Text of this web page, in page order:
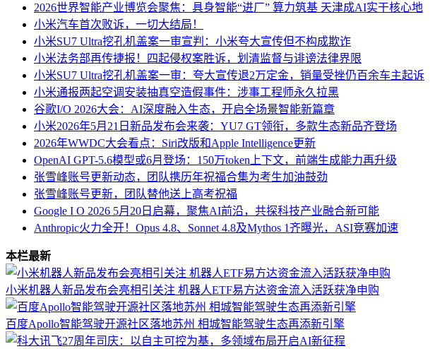
2026世界智能产业博览会聚焦：具身智能“进厂” 算力筑基 天津成AI实干核心地
小米汽车首次败诉，一切大结局！
小米SU7 Ultra挖孔机盖案一审宣判：小米夸大宣传但不构成欺诈
小米法务部再传捷报！四起侵权案胜诉，划清监督与诽谤法律界限
小米SU7 Ultra挖孔机盖案一审：夸大宣传退2万定金，销量受挫仍百余车主起诉
小米通报两起空调安装抽真空造假事件：涉事工程师永久拉黑
谷歌I/O 2026大会：AI深度融入生态，开启全场景智能新篇章
小米2026年5月21日新品发布会来袭：YU7 GT领衔，多款生态新品齐登场
2026年WWDC大会看点：Siri改版和Apple Intelligence更新
OpenAI GPT-5.6模型或6月登场：150万token上下文，前端生成能力再升级
张雪峰账号更新动态，团队携历年祝福合集为考生加油鼓劲
张雪峰账号更新，团队替他送上高考祝福
Google I O 2026 5月20日启幕，聚焦AI前沿，共探科技产业融合新可能
Anthropic火力全开！Opus 4.8、Sonnet 4.8及Mythos 1齐曝光，ASI竞赛加速
本栏最新
小米机器人新品发布会亮相引关注 机器人ETF易方达资金流入活跃获净申购
百度Apollo智能驾驶开源社区落地苏州 相城智能驾驶生态再添新引擎